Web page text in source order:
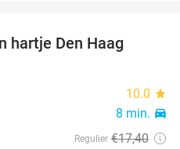
hartje Den Haag
10.0 star
8 min. directions_car
Regulier €17,40